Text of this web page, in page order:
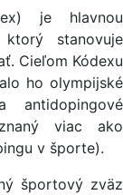
je hlavnou
ktorý stanovuje
Cieľom Kódexu
ho olympijské
viac ako
v športe).
športový zväz